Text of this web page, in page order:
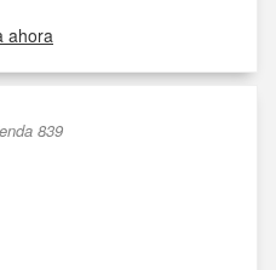
ahora
839